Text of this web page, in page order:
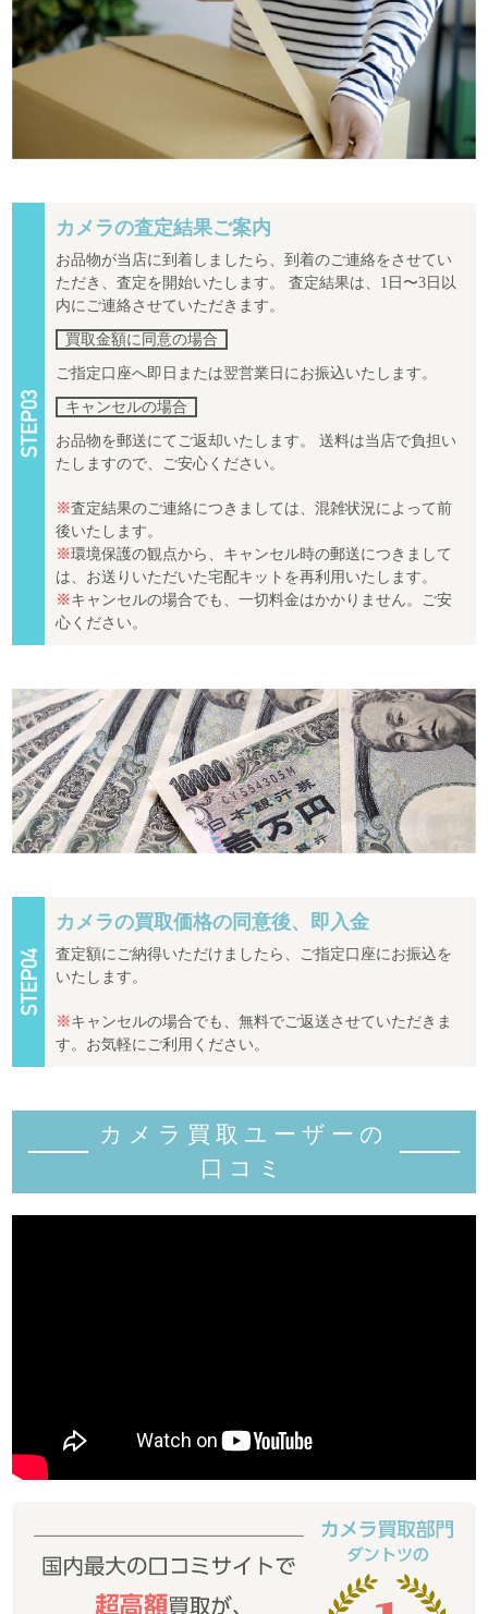
カメラの査定結果ご案内
お品物が当店に到着しましたら、到着のご連絡をさせてい
ただき、査定を開始いたします。 査定結果は、1日〜3日以
内にご連絡させていただきます。
買取金額に同意の場合
ご指定口座へ即日または翌営業日にお振込いたします。
キャンセルの場合
お品物を郵送にてご返却いたします。 送料は当店で負担い
たしますので、ご安心ください。
※査定結果のご連絡につきましては、混雑状況によって前
後いたします。
※環境保護の観点から、キャンセル時の郵送につきまして
は、お送りいただいた宅配キットを再利用いたします。
※キャンセルの場合でも、一切料金はかかりません。ご安
心ください。
カメラの買取価格の同意後、即入金
査定額にご納得いただけましたら、ご指定口座にお振込を
いたします。
※キャンセルの場合でも、無料でご返送させていただきま
す。お気軽にご利用ください。
カメラ買取ユーザーの
口コミ